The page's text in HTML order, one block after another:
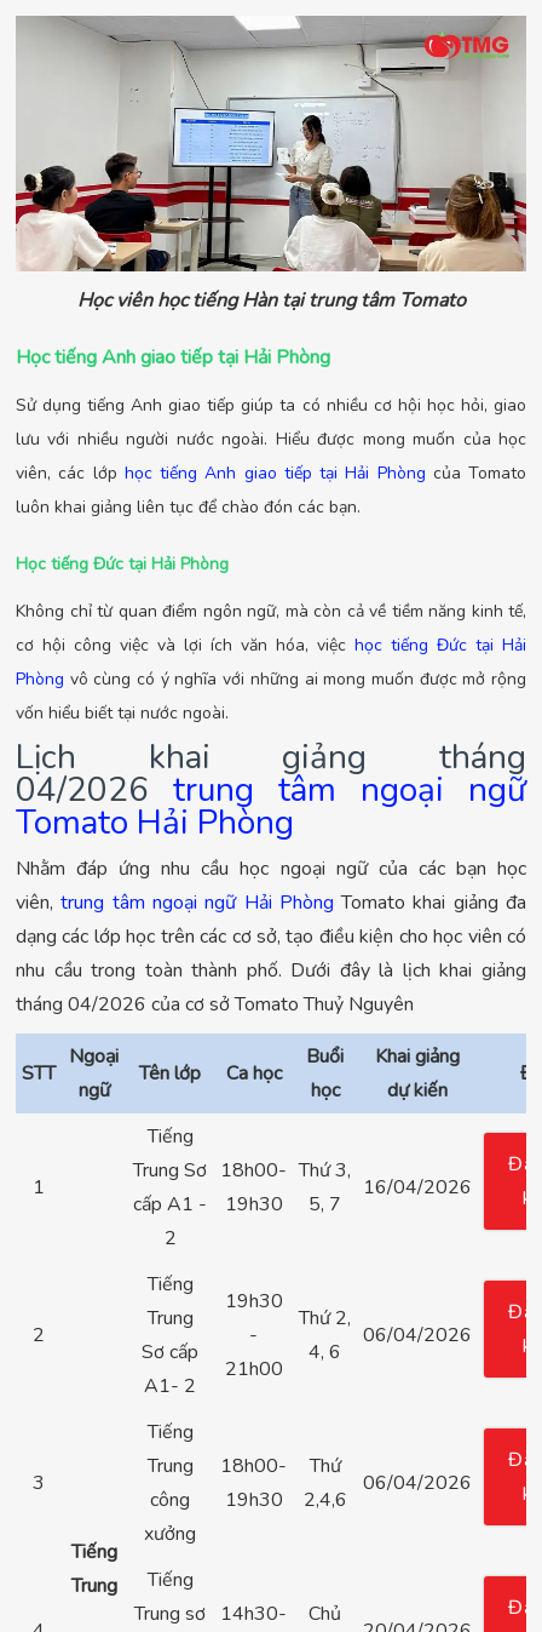
Học viên học tiếng Hàn tại trung tâm Tomato
Học tiếng Anh giao tiếp tại Hải Phòng
Sử dụng tiếng Anh giao tiếp giúp ta có nhiều cơ hội học hỏi, giao
lưu với nhiều người nước ngoài. Hiểu được mong muốn của học
viên, các lớp học tiếng Anh giao tiếp tại Hải Phòng của Tomato
luôn khai giảng liên tục để chào đón các bạn.
Học tiếng Đức tại Hải Phòng
Không chỉ từ quan điểm ngôn ngữ, mà còn cả về tiềm năng kinh tế,
cơ hội công việc và lợi ích văn hóa, việc học tiếng Đức tại Hải
Phòng vô cùng có ý nghĩa với những ai mong muốn được mở rộng
vốn hiểu biết tại nước ngoài.
Lịch khai giảng tháng
04/2026 trung tâm ngoại ngữ
Tomato Hải Phòng
Nhằm đáp ứng nhu cầu học ngoại ngữ của các bạn học
viên,trung tâm ngoại ngữ Hải Phòng Tomato khai giảng đa
dạng các lớp học trên các cơ sở, tạo điều kiện cho học viên có
nhu cầu trong toàn thành phố. Dưới đây là lịch khai giảng
tháng 04/2026 của cơ sở Tomato Thuỷ Nguyên
STT
Ngoại
ngữ
Tên lớp Ca học
Buổi
học
Khai giảng
dự kiến
1
Tiếng
Trung
Tiếng
Trung Sơ
cấp A1 -
2
18h00-
19h30
Thứ 3,
5, 7
16/04/2026
2
Tiếng
Trung
Sơ cấp
A1- 2
19h30
-
21h00
Thứ 2,
4, 6
06/04/2026
3
Tiếng
Trung
công
xưởng
18h00-
19h30
Thứ
2,4,6
06/04/2026
Tiếng
Trung sơ
14h30- Chủ